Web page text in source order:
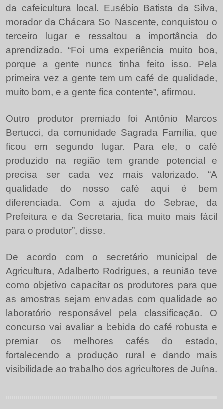
da cafeicultura local. Eusébio Batista da Silva,
morador da Chácara Sol Nascente, conquistou o
terceiro lugar e ressaltou a importância do
aprendizado. “Foi uma experiência muito boa,
porque a gente nunca tinha feito isso. Pela
primeira vez a gente tem um café de qualidade,
muito bom, e a gente fica contente”, afirmou.
Outro produtor premiado foi Antônio Marcos
Bertucci, da comunidade Sagrada Família, que
ficou em segundo lugar. Para ele, o café
produzido na região tem grande potencial e
precisa ser cada vez mais valorizado. “A
qualidade do nosso café aqui é bem
diferenciada. Com a ajuda do Sebrae, da
Prefeitura e da Secretaria, fica muito mais fácil
para o produtor”, disse.
De acordo com o secretário municipal de
Agricultura, Adalberto Rodrigues, a reunião teve
como objetivo capacitar os produtores para que
as amostras sejam enviadas com qualidade ao
laboratório responsável pela classificação. O
concurso vai avaliar a bebida do café robusta e
premiar os melhores cafés do estado,
fortalecendo a produção rural e dando mais
visibilidade ao trabalho dos agricultores de Juína.